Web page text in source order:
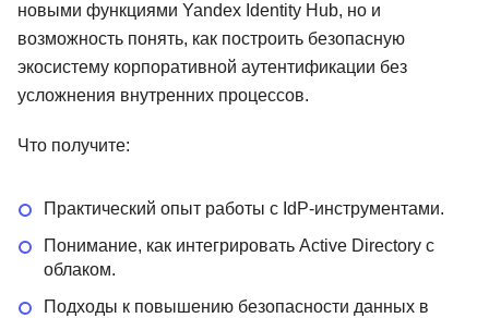
новыми функциями Yandex Identity Hub, но и
возможность понять, как построить безопасную
экосистему корпоративной аутентификации без
усложнения внутренних процессов.
Что получите:
Практический опыт работы с IdP-инструментами.
Понимание, как интегрировать Active Directory с
облаком.
Подходы к повышению безопасности данных в